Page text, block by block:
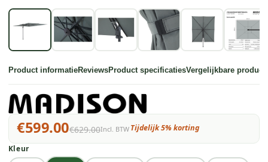
Product informatieReviewsProduct specificatiesVergelijkbare
€599.00€629.00Incl. BTW Tijdelijk 5% korting
Kleur